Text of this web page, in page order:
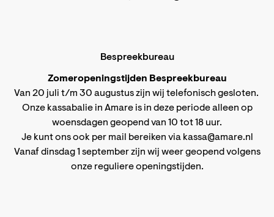
Bespreekbureau
Zomeropeningstijden Bespreekbureau
Van 20 juli t/m 30 augustus zijn wij telefonisch gesloten.
Onze kassabalie in Amare is in deze periode alleen op
woensdagen geopend van 10 tot 18 uur.
Je kunt ons ook per mail bereiken via kassa@amare.nl
Vanaf dinsdag 1 september zijn wij weer geopend volgens
onze reguliere openingstijden.